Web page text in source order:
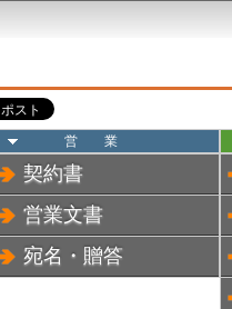
営業
契約書
営業文書
宛名・贈答